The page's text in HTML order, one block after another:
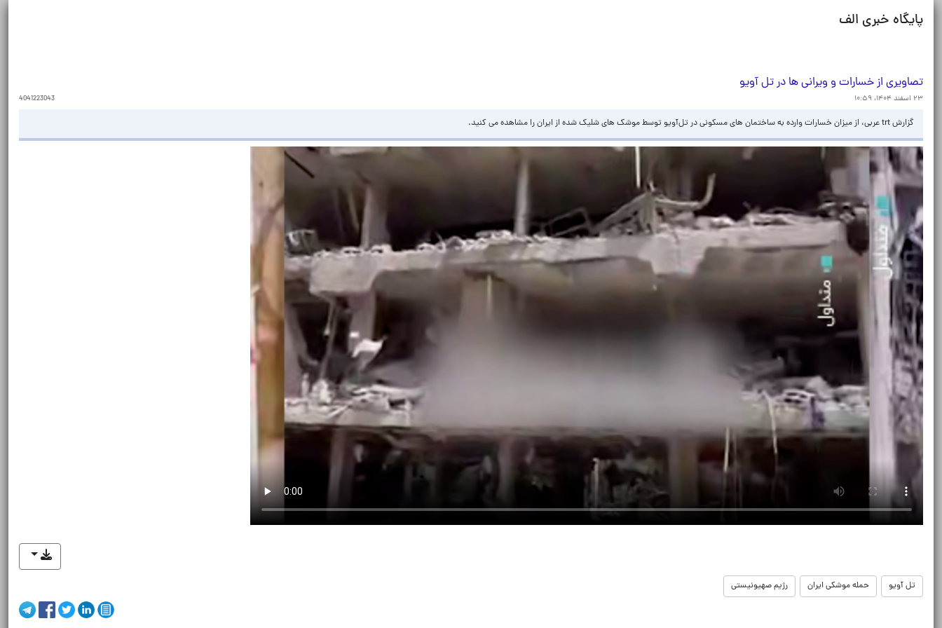
پایگاه خبری الف
تصاویری از خسارات و ویرانی ها در تل آویو
۲۳ اسفند ۱۴۰۴، ۱۰:۵۹ 4041223043
گزارش trt عربی، از میزان خسارات وارده به ساختمان‌ های مسکونی در تل‌آویو توسط موشک‌ های شلیک شده از ایران را مشاهده می کنید.
تل آویو حمله موشکی ایران رژیم صهیونیستی